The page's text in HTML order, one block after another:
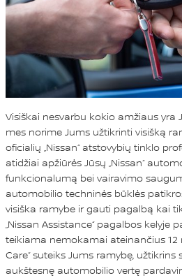
Visiškai nesvarbu kokio amžiaus yra
mes norime Jums užtikrinti visišką
oficialių „Nissan“ atstovybių tinklo
atidžiai apžiūrės Jūsų „Nissan“
funkcionalumą bei vairavimo
automobilio techninės būklės
visiška ramybe ir gauti pagalbą kai
„Nissan Assistance“ pagalbos kelyje
teikiama nemokamai ateinančius 12
Care“ suteiks Jums ramybę,
aukštesnę automobilio vertę